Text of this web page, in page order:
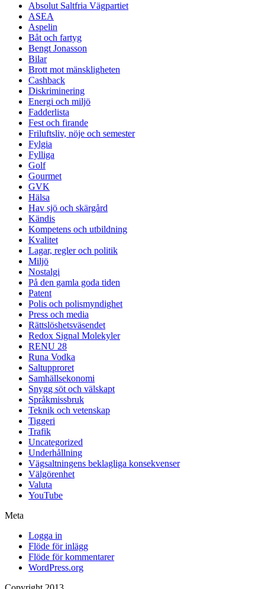
Absolut Saltfria Vägpartiet
ASEA
Aspelin
Båt och fartyg
Bengt Jonasson
Bilar
Brott mot mänskligheten
Cashback
Diskriminering
Energi och miljö
Fadderlista
Fest och firande
Friluftsliv, nöje och semester
Fylgia
Fylliga
Golf
Gourmet
GVK
Hälsa
Hav sjö och skärgård
Kändis
Kompetens och utbildning
Kvalitet
Lagar, regler och politik
Miljö
Nostalgi
På den gamla goda tiden
Patent
Polis och polismyndighet
Press och media
Rättslöshetsväsendet
Redox Signal Molekyler
RENU 28
Runa Vodka
Saltupproret
Samhällsekonomi
Snygg söt och välskapt
Språkmissbruk
Teknik och vetenskap
Tiggeri
Trafik
Uncategorized
Underhållning
Vägsaltningens beklagliga konsekvenser
Välgörenhet
Valuta
YouTube
Meta
Logga in
Flöde för inlägg
Flöde för kommentarer
WordPress.org